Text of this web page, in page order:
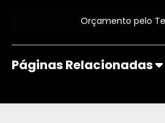
Orçamento pelo
Páginas Relacionadas